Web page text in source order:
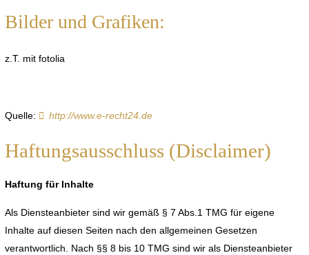
Bilder und Grafiken:
z.T. mit fotolia
Quelle: http://www.e-recht24.de
Haftungsausschluss (Disclaimer)
Haftung für Inhalte
Als Diensteanbieter sind wir gemäß § 7 Abs.1 TMG für eigene
Inhalte auf diesen Seiten nach den allgemeinen Gesetzen
verantwortlich. Nach §§ 8 bis 10 TMG sind wir als Diensteanbieter